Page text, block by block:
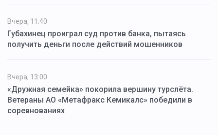
Вчера, 11:40
Губахинец проиграл суд против банка, пытаясь
получить деньги после действий мошенников
Вчера, 13:00
«Дружная семейка» покорила вершину турслёта.
Ветераны АО «Метафракс Кемикалс» победили в
соревнованиях